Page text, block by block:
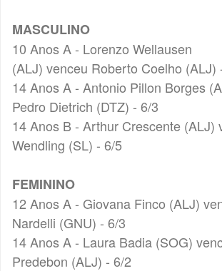
MASCULINO
10 Anos A - Lorenzo Wellausen
(ALJ) venceu Roberto Coelho (ALJ)
14 Anos A - Antonio Pillon Borges
Pedro Dietrich (DTZ) - 6/3
14 Anos B - Arthur Crescente (ALJ)
Wendling (SL) - 6/5
FEMININO
12 Anos A - Giovana Finco (ALJ)
Nardelli (GNU) - 6/3
14 Anos A - Laura Badia (SOG)
Predebon (ALJ) - 6/2